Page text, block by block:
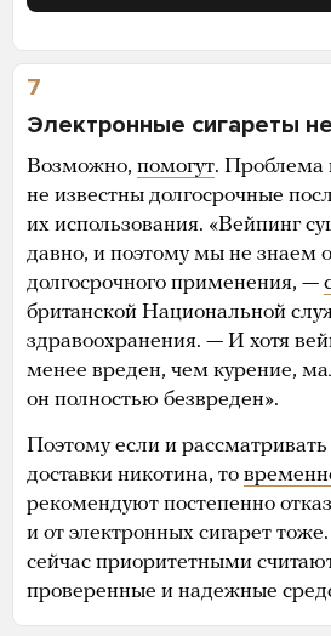
7
Электронные сигареты
Возможно, помогут. Проблема
не известны долгосрочные
их использования. «Вейпинг
давно, и поэтому мы не знаем
долгосрочного применения, —
британской Национальной
здравоохранения. — И хотя
менее вреден, чем курение,
он полностью безвреден».
Поэтому если и рассматривать
доставки никотина, то
рекомендуют постепенно
и от электронных сигарет
сейчас приоритетными
проверенные и надежные